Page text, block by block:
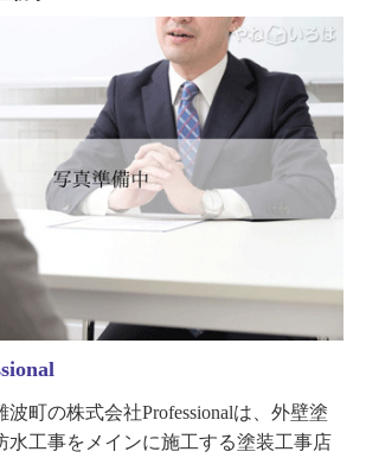
町の株式会社Professionalは、外壁塗
水工事をメインに施工する塗装工事店